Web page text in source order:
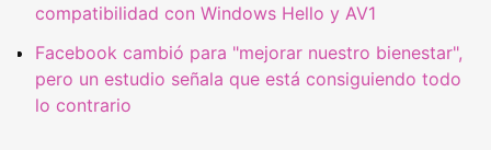
compatibilidad con Windows Hello y AV1
Facebook cambió para "mejorar nuestro bienestar",
pero un estudio señala que está consiguiendo todo
lo contrario